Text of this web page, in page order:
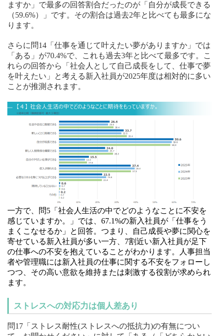
ますか」で最多の回答割合だったのが「自分が成長できる
（59.6%）」です。その割合は過去2年と比べても最多にな
ります。
さらに問14「仕事を通じて叶えたい夢がありますか」では
「ある」が70.4%で、これも過去3年と比べて最多です。こ
れらの回答から「社会人として自己成長をして、仕事で夢
を叶えたい」と考える新入社員が2025年度は相対的に多い
ことが推測されます。
一方で、問5「社会人生活の中でどのようなことに不安を
感じていますか。」では、67.1%の新入社員が「仕事をう
まくこなせるか」と回答。つまり、自己成長や夢に関心を
寄せている新入社員が多い一方、7割近い新入社員が足下
の仕事への不安を抱えていることがわかります。人事担当
者や管理職には新入社員の仕事に関する不安をフォローし
つつ、その高い意欲を維持または刺激する役割が求められ
ます。
ストレスへの対応力は個人差あり
問17「ストレス耐性(ストレスへの抵抗力)の有無につい